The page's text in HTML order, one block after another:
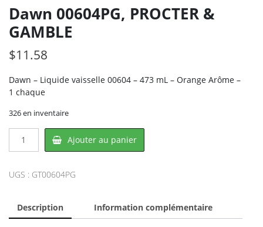
Dawn 00604PG, PROCTER &
GAMBLE
$11.58
Dawn – Liquide vaisselle 00604 – 473 mL – Orange Arôme –
1 chaque
326 en inventaire
00604PG,
GAMBLE
Ajouter au panier
UGS : GT00604PG
Description Information complémentaire